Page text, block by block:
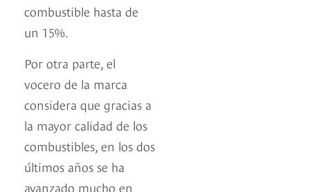
combustible hasta de
un 15%.
Por otra parte, el
vocero de la marca
considera que gracias a
la mayor calidad de los
combustibles, en los dos
últimos años se ha
avanzado mucho en